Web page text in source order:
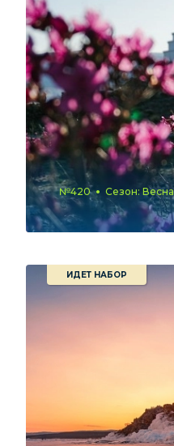
№420 Сезон: Весна
ИДЕТ НАБОР